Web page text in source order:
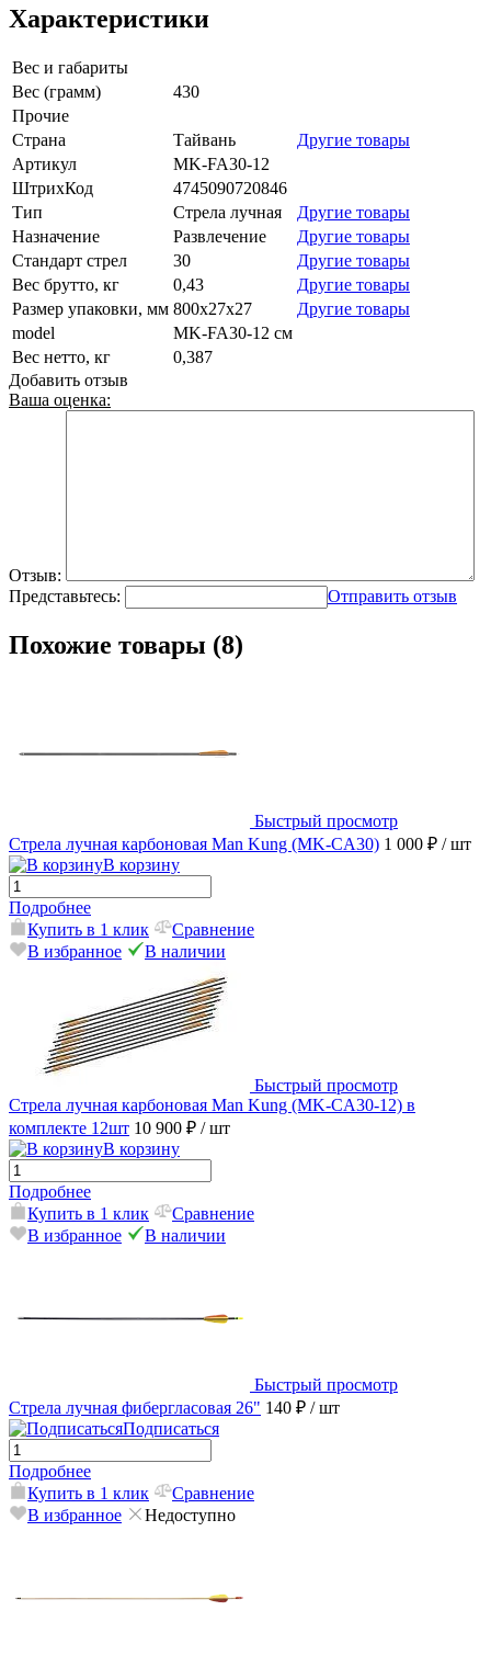
Характеристики
Вес и габариты
Вес (грамм)
430
Прочие
Страна
Тайвань
Другие товары
Артикул
MK-FA30-12
ШтрихКод
4745090720846
Тип
Стрела лучная
Другие товары
Назначение
Развлечение
Другие товары
Стандарт стрел
30
Другие товары
Вес брутто, кг
0,43
Другие товары
Размер упаковки, мм 800х27х27
Другие товары
model
MK-FA30-12 см
Вес нетто, кг
0,387
Добавить отзыв
Ваша оценка:
Отзыв:
Представьтесь:
Отправить отзыв
Похожие товары (8)
Быстрый просмотр
Стрела лучная карбоновая Man Kung (MK-CA30) 1 000 ₽ / шт
В корзину
Подробнее
Купить в 1 клик
Сравнение
В избранное
В наличии
Быстрый просмотр
Стрела лучная карбоновая Man Kung (MK-CA30-12) в
комплекте 12шт 10 900 ₽ / шт
В корзину
Подробнее
Купить в 1 клик
Сравнение
В избранное
В наличии
Быстрый просмотр
Стрела лучная фибергласовая 26" 140 ₽ / шт
Подписаться
Подробнее
Купить в 1 клик
Сравнение
В избранное
Недоступно